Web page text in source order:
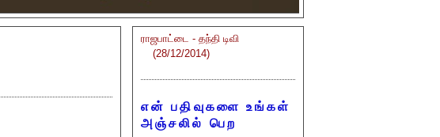
ராஜபாட்டை - தந்தி டிவி
(28/12/2014)
என் பதிவுகளை உங்கள்
அஞ்சலில் பெற